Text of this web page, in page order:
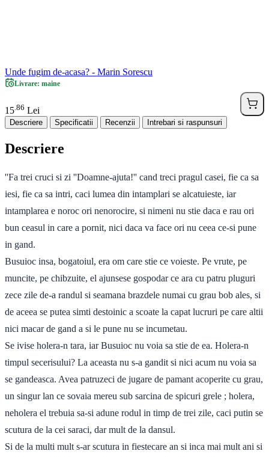
Unde fugim de-acasa? - Marin Sorescu
Livrare: maine
15 86 Lei
Descriere Specificatii Recenzii Intrebari si raspunsuri
Descriere
''Fa trei cruci si zi ''Doamne-ajuta!'' cand treci pragul casei, fie ca sa
iesi, fie ca sa intri, caci lumea din intamplari se alcatuieste, iar
intamplarea e noroc ori nenorocire, si nimeni nu stie daca e rau ori
bun ceasul in care a pornit, nici daca va face ori nu ceea ce-si pune
in gand.
Busuioc insa, bogatoiul, era om care stie ce voieste. Pe vrute, pe
muncite, pe chibzuite, el ajunsese gospodar ce ara cu patru pluguri
zece zile de-a randul si seamana brazdele numai cu grau bob ales, si
de aceea se putea simti destoinic a scoate la capat lucruri pe care altii
nici macar de gand a si le pune nu se incumetau.
Se ivise holera-n tara, iar Busuioc nu voia sa stie de ea. Holera-n
timpul secerisului? La aceasta nu s-a gandit si nici acum nu voia sa
se gandeasca. Avea patruzeci de jugare de pamant acoperite cu grau,
un singur lan ce sovaia mereu sub sarcina de spicuri grele ; holera,
neholera el trebuia sa-si adune rodul in timp de trei zile, caci putin se
scutura de la cei saraci, dar mult de la dansul.
Si de la multi mult s-ar scutura in fiestecare an si inca mai mult ani si